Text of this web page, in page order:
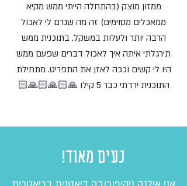
ממזון מוצק (בהתחלה הייתי ממש מקיא
ממאכלים מסוימים) זה מה שגרם לי לאכול
הרבה יותר ולעלות במשקל. בתוכנית ממש
תירגלתי איתה איך לאכול דברים שפעם ממש
היו לי קשים וככה לאזן את התפריט. מתחילת
התוכנית ירדתי כבר 5 קילו 🙏🏻🙏🏻🙏🏻
נעים מאוד!